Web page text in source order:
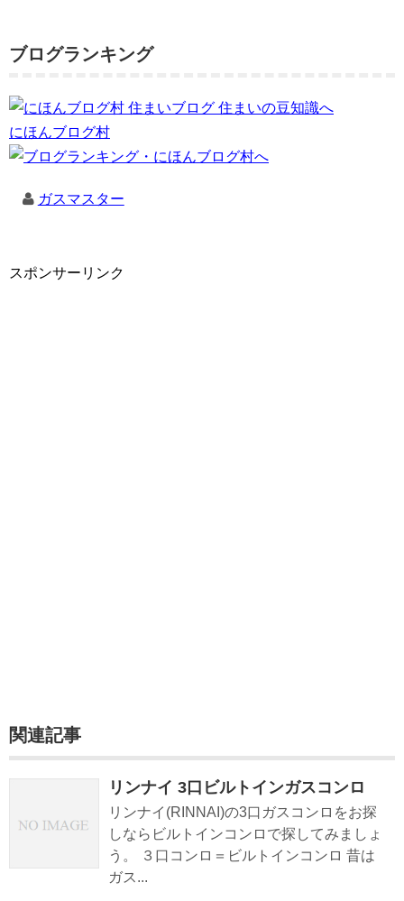
ブログランキング
にほんブログ村
ガスマスター
スポンサーリンク
関連記事
リンナイ 3口ビルトインガスコンロ
リンナイ(RINNAI)の3口ガスコンロをお探
しならビルトインコンロで探してみましょ
う。 ３口コンロ＝ビルトインコンロ 昔は
ガス...